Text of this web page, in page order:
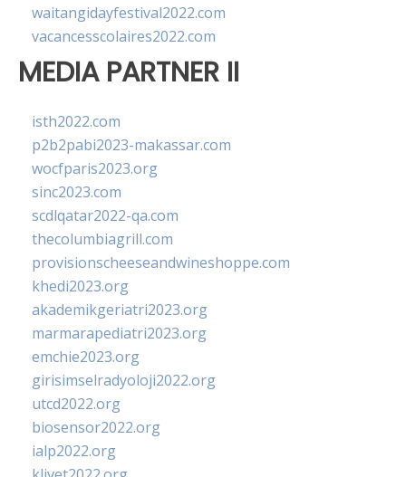
waitangidayfestival2022.com
vacancesscolaires2022.com
MEDIA PARTNER II
isth2022.com
p2b2pabi2023-makassar.com
wocfparis2023.org
sinc2023.com
scdlqatar2022-qa.com
thecolumbiagrill.com
provisionscheeseandwineshoppe.com
khedi2023.org
akademikgeriatri2023.org
marmarapediatri2023.org
emchie2023.org
girisimselradyoloji2022.org
utcd2022.org
biosensor2022.org
ialp2022.org